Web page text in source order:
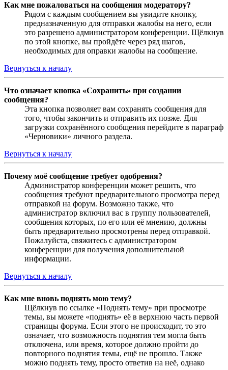
Как мне пожаловаться на сообщения модератору?
Рядом с каждым сообщением вы увидите кнопку,
предназначенную для отправки жалобы на него, если
это разрешено администратором конференции. Щёлкнув
по этой кнопке, вы пройдёте через ряд шагов,
необходимых для оправки жалобы на сообщение.
Вернуться к началу
Что означает кнопка «Сохранить» при создании
сообщения?
Эта кнопка позволяет вам сохранять сообщения для
того, чтобы закончить и отправить их позже. Для
загрузки сохранённого сообщения перейдите в параграф
«Черновики» личного раздела.
Вернуться к началу
Почему моё сообщение требует одобрения?
Администратор конференции может решить, что
сообщения требуют предварительного просмотра перед
отправкой на форум. Возможно также, что
администратор включил вас в группу пользователей,
сообщения которых, по его или её мнению, должны
быть предварительно просмотрены перед отправкой.
Пожалуйста, свяжитесь с администратором
конференции для получения дополнительной
информации.
Вернуться к началу
Как мне вновь поднять мою тему?
Щёлкнув по ссылке «Поднять тему» при просмотре
темы, вы можете «поднять» её в верхнюю часть первой
страницы форума. Если этого не происходит, то это
означает, что возможность поднятия тем могла быть
отключена, или время, которое должно пройти до
повторного поднятия темы, ещё не прошло. Также
можно поднять тему, просто ответив на неё, однако